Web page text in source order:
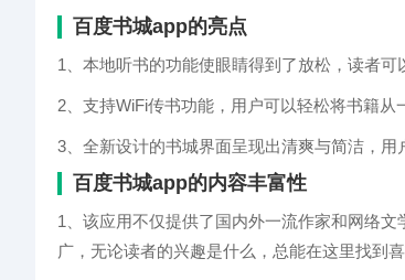
百度书城app的亮点
1、本地听书的功能使眼睛得到了放松，读者可
2、支持WiFi传书功能，用户可以轻松将书籍从
3、全新设计的书城界面呈现出清爽与简洁，用
百度书城app的内容丰富性
1、该应用不仅提供了国内外一流作家和网络
广，无论读者的兴趣是什么，总能在这里找到喜